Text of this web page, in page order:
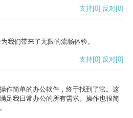
支持[0] 反对[0]
我们带来了无限的流畅体验。
支持[0] 反对[0]
作简单的办公软件，终于找到了它。这
足我日常办公的所有需求。操作也很简